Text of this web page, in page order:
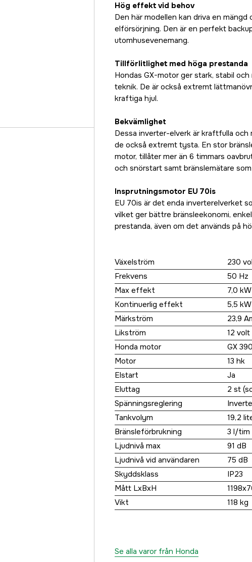
Hög effekt vid behov
Den här modellen kan driva en
elförsörjning. Den är en perfekt
utomhusevenemang.
Tillförlitlighet med höga prestanda
Hondas GX-motor ger stark, stabil
teknik. De är också extremt
kraftiga hjul.
Bekvämlighet
Dessa inverter-elverk är kraftfulla och
de också extremt tysta. En stor
motor, tillåter mer än 6 timmars
och snörstart samt bränslemätare
Insprutningsmotor EU 70is
EU 70is är det enda inverterelverket
vilket ger bättre bränsleekonomi,
prestanda, även om det används på
Växelström
230
Frekvens
50 Hz
Max effekt
7,0 kW
Kontinuerlig effekt
5,5 kW
Märkström
23,9
Likström
12 volt
Honda motor
GX 390
Motor
13 hk
Elstart
Ja
Eluttag
2 st
Spänningsreglering
Tankvolym
19,2
Bränsleförbrukning
3 l/tim
Ljudnivå max
91 dB
Ljudnivå vid användaren
75 dB
Skyddsklass
IP23
Mått LxBxH
Vikt
118 kg
Se alla varor från Honda